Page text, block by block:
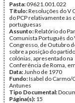
Pasta:09621.001.022
Título:Resoluções do V
do PCP relativamente às
portuguesas
Assunto:Relatório do
Comunista Português do
Congresso, de Outubro
sobre a posição do
colónias, apresentado na
Conferência de Roma,
Data:Junho de 1970
Fundo:Isabel do Carmo/
Antunes
Tipo Documental:
Página(s): 15